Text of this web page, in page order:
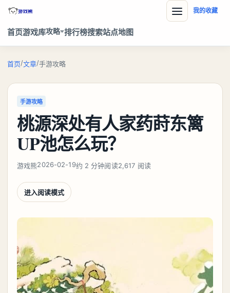
首页游戏库攻略 排行榜搜索站点地图
我的收藏
首页/文章/手游攻略
手游攻略
桃源深处有人家药莳东篱
UP池怎么玩？
游戏熊2026-02-19约 2 分钟阅读2,617 阅读
进入阅读模式